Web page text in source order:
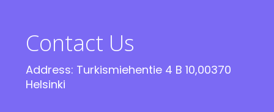
Contact Us
Address: Turkismiehentie 4 B 10,00370
Helsinki